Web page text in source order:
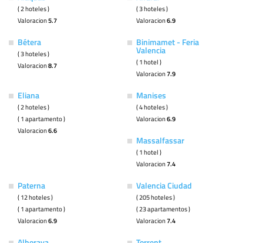
( 2 hoteles )
Valoracion5.7
( 3 hoteles )
Valoracion6.9
Bétera
( 3 hoteles )
Valoracion8.7
Binimamet - Feria
Valencia
( 1 hotel )
Valoracion7.9
Eliana
( 2 hoteles )
( 1 apartamento )
Valoracion6.6
Manises
( 4 hoteles )
Valoracion6.9
Massalfassar
( 1 hotel )
Valoracion7.4
Paterna
( 12 hoteles )
( 1 apartamento )
Valoracion6.9
Valencia Ciudad
( 205 hoteles )
( 23 apartamentos )
Valoracion7.4